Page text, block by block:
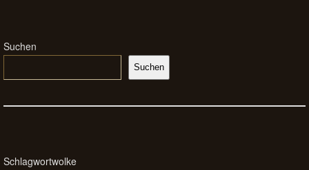
Suchen
Suchen
Schlagwortwolke